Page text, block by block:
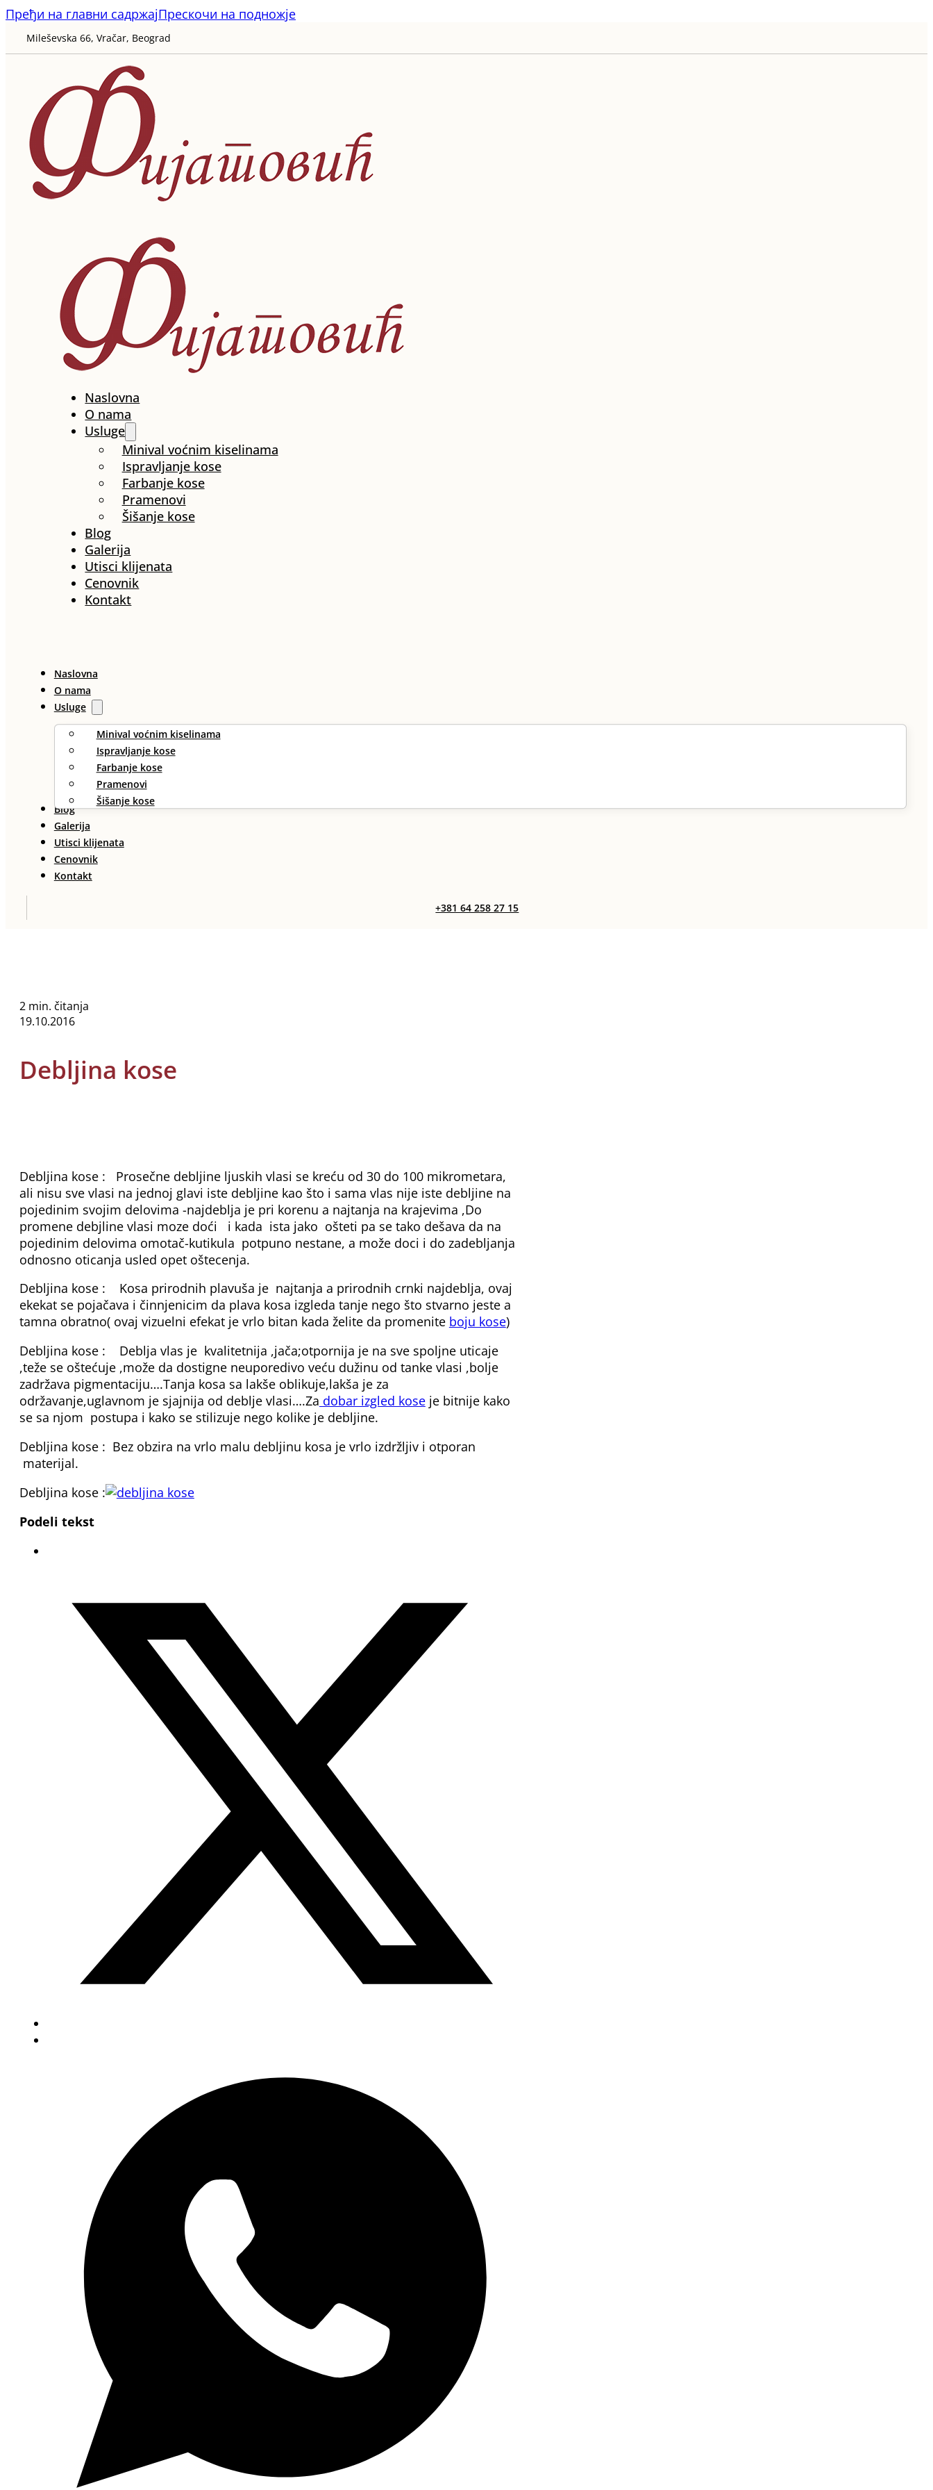
Пређи на главни садржајПрескочи на подножје
Mileševska 66, Vračar, Beograd
Naslovna
O nama
Usluge
Minival voćnim kiselinama
Ispravljanje kose
Farbanje kose
Pramenovi
Šišanje kose
Blog
Galerija
Utisci klijenata
Cenovnik
Kontakt
Naslovna
O nama
Usluge
Minival voćnim kiselinama
Ispravljanje kose
Farbanje kose
Pramenovi
Šišanje kose
Blog
Galerija
Utisci klijenata
Cenovnik
Kontakt
+381 64 258 27 15
2 min. čitanja
19.10.2016
Debljina kose
Debljina kose : Prosečne debljine ljuskih vlasi se kreću od 30 do 100 mikrometara,
ali nisu sve vlasi na jednoj glavi iste debljine kao što i sama vlas nije iste debljine na
pojedinim svojim delovima -najdeblja je pri korenu a najtanja na krajevima ,Do
promene debjline vlasi moze doći i kada ista jako ošteti pa se tako dešava da na
pojedinim delovima omotač-kutikula potpuno nestane, a može doci i do zadebljanja
odnosno oticanja usled opet oštecenja.
Debljina kose : Kosa prirodnih plavuša je najtanja a prirodnih crnki najdeblja, ovaj
ekekat se pojačava i činnjenicim da plava kosa izgleda tanje nego što stvarno jeste a
tamna obratno( ovaj vizuelni efekat je vrlo bitan kada želite da promenite boju kose)
Debljina kose : Deblja vlas je kvalitetnija ,jača;otpornija je na sve spoljne uticaje
,teže se oštećuje ,može da dostigne neuporedivo veću dužinu od tanke vlasi ,bolje
zadržava pigmentaciju….Tanja kosa sa lakše oblikuje,lakša je za
održavanje,uglavnom je sjajnija od deblje vlasi….Za dobar izgled koseje bitnije kako
se sa njom postupa i kako se stilizuje nego kolike je debljine.
Debljina kose : Bez obzira na vrlo malu debljinu kosa je vrlo izdržljiv i otporan
materijal.
Debljina kose :
Podeli tekst